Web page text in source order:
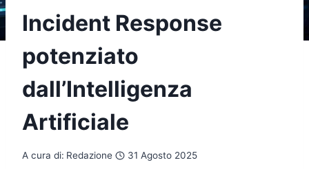
Incident Response
potenziato
dall’Intelligenza
Artificiale
A cura di: Redazione 31 Agosto 2025